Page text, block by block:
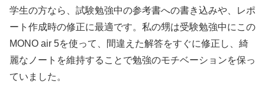
学生の方なら、試験勉強中の参考書への書き込みや、レポ
ート作成時の修正に最適です。私の甥は受験勉強中にこの
MONO air 5を使って、間違えた解答をすぐに修正し、綺
麗なノートを維持することで勉強のモチベーションを保っ
ていました。